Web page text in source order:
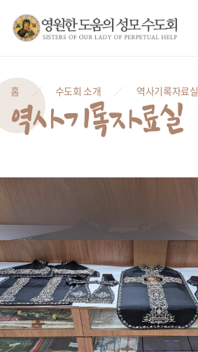
홈 수도회 소개 역사기록자료실
역사기록자료실